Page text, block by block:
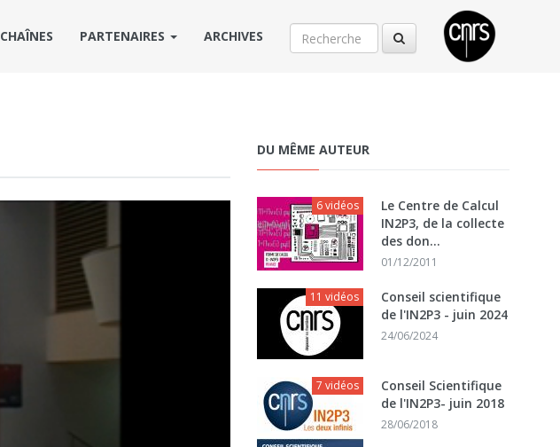
CHAÎNES PARTENAIRES ARCHIVES
DU MÊME AUTEUR
6 vidéos
Le Centre de Calcul
IN2P3, de la collecte
des don...
01/12/2011
11 vidéos
Conseil scientifique
de l'IN2P3 - juin 2024
24/06/2024
7 vidéos
Conseil Scientifique
de l'IN2P3- juin 2018
28/06/2018